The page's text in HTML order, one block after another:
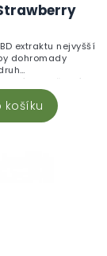
košíku
extraktu nejvyšší
dohromady
a křehkými
teploty a
sklo a spojuje
Strawberry
a Ghost OG.
jahod a